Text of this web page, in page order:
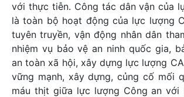
với thực tiễn. Công tác dân vận của
là toàn bộ hoạt động của lực lượng
tuyên truyền, vận động nhân dân
nhiệm vụ bảo vệ an ninh quốc gia,
an toàn xã hội, xây dựng lực lượng
vững mạnh, xây dựng, củng cố mối
máu thịt giữa lực lượng Công an với